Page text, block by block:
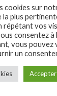
La Maison de
cookies sur
la plus
répétant vos
consentez à
vous
un